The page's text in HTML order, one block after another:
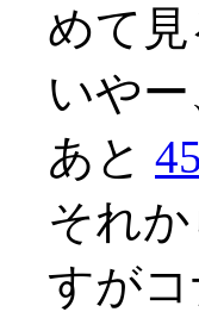
めて見
いや
あと
それか
すがコ